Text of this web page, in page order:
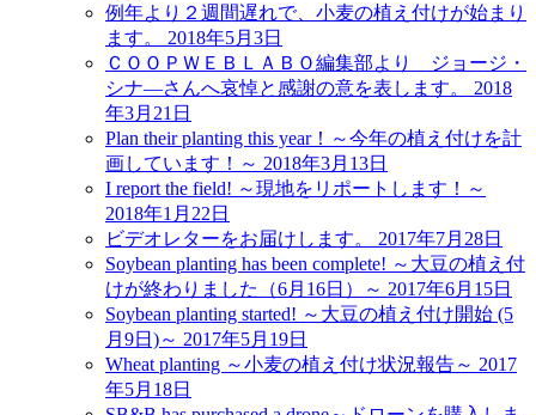
例年より２週間遅れで、小麦の植え付けが始まり
ます。
2018年5月3日
ＣＯＯＰＷＥＢＬＡＢＯ編集部より ジョージ・
シナ―さんへ哀悼と感謝の意を表します。
2018
年3月21日
Plan their planting this year！～今年の植え付けを計
画しています！～ 2018年3月13日
I report the field! ～現地をリポートします！～
2018年1月22日
ビデオレターをお届けします。
2017年7月28日
Soybean planting has been complete! ～大豆の植え付
けが終わりました（6月16日）～ 2017年6月15日
Soybean planting started! ～大豆の植え付け開始 (5
月9日)～ 2017年5月19日
Wheat planting ～小麦の植え付け状況報告～ 2017
年5月18日